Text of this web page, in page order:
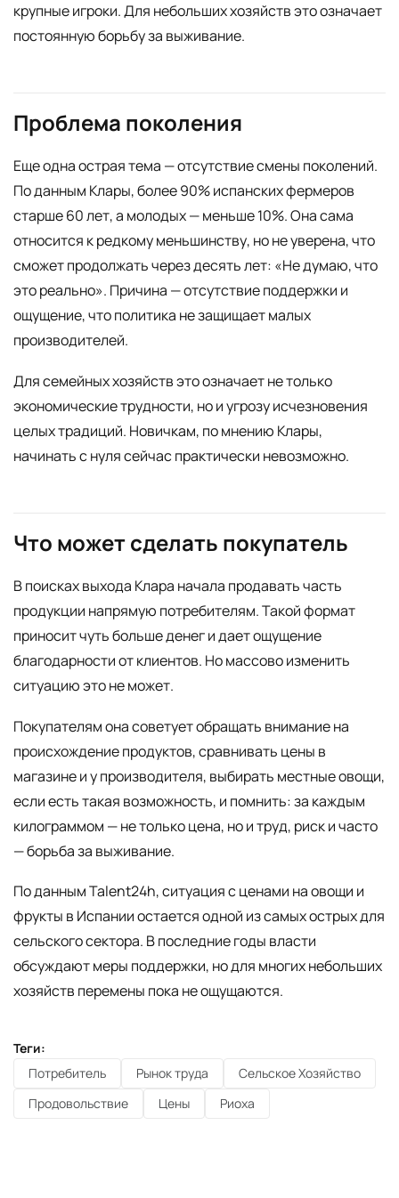
крупные игроки. Для небольших хозяйств это означает
постоянную борьбу за выживание.
Проблема поколения
Еще одна острая тема — отсутствие смены поколений.
По данным Клары, более 90% испанских фермеров
старше 60 лет, а молодых — меньше 10%. Она сама
относится к редкому меньшинству, но не уверена, что
сможет продолжать через десять лет: «Не думаю, что
это реально». Причина — отсутствие поддержки и
ощущение, что политика не защищает малых
производителей.
Для семейных хозяйств это означает не только
экономические трудности, но и угрозу исчезновения
целых традиций. Новичкам, по мнению Клары,
начинать с нуля сейчас практически невозможно.
Что может сделать покупатель
В поисках выхода Клара начала продавать часть
продукции напрямую потребителям. Такой формат
приносит чуть больше денег и дает ощущение
благодарности от клиентов. Но массово изменить
ситуацию это не может.
Покупателям она советует обращать внимание на
происхождение продуктов, сравнивать цены в
магазине и у производителя, выбирать местные овощи,
если есть такая возможность, и помнить: за каждым
килограммом — не только цена, но и труд, риск и часто
— борьба за выживание.
По данным Talent24h, ситуация с ценами на овощи и
фрукты в Испании остается одной из самых острых для
сельского сектора. В последние годы власти
обсуждают меры поддержки, но для многих небольших
хозяйств перемены пока не ощущаются.
Теги:
Потребитель
Рынок труда
Сельское Хозяйство
Продовольствие
Цены Риоха